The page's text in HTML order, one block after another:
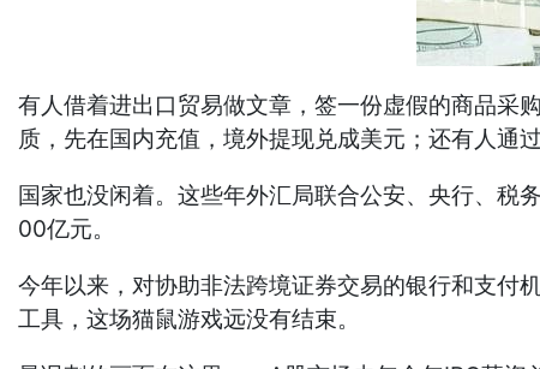
有人借着进出口贸易做文章，签一份虚假的商品采
质，先在国内充值，境外提现兑成美元；还有人通
国家也没闲着。这些年外汇局联合公安、央行、
00亿元。
今年以来，对协助非法跨境证券交易的银行和支付
工具，这场猫鼠游戏远没有结束。